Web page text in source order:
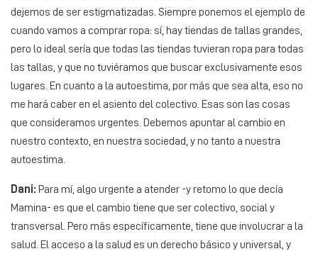
dejemos de ser estigmatizadas. Siempre ponemos el ejemplo de
cuando vamos a comprar ropa: sí, hay tiendas de tallas grandes,
pero lo ideal sería que todas las tiendas tuvieran ropa para todas
las tallas, y que no tuviéramos que buscar exclusivamente esos
lugares. En cuanto a la autoestima, por más que sea alta, eso no
me hará caber en el asiento del colectivo. Esas son las cosas
que consideramos urgentes. Debemos apuntar al cambio en
nuestro contexto, en nuestra sociedad, y no tanto a nuestra
autoestima.
Dani: Para mí, algo urgente a atender -y retomo lo que decía
Mamina- es que el cambio tiene que ser colectivo, social y
transversal. Pero más específicamente, tiene que involucrar a la
salud. El acceso a la salud es un derecho básico y universal, y